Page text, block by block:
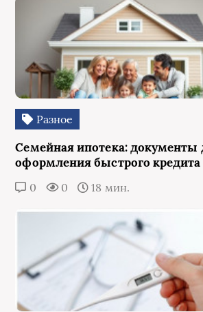
Разное
Семейная ипотека: документы
оформления быстрого кредита
0 0 18 мин.